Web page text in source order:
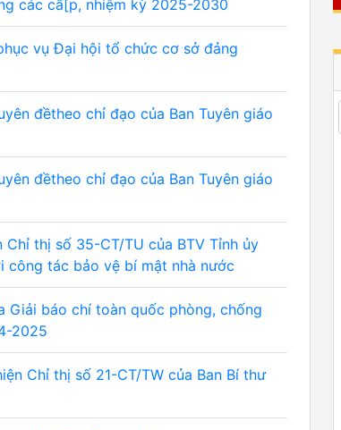
các cấ[p, nhiệm kỳ 2025-2030
vụ Đại hội tổ chức cơ sở đảng
đềtheo chỉ đạo của Ban Tuyên giáo
đềtheo chỉ đạo của Ban Tuyên giáo
thị số 35-CT/TU của BTV Tỉnh ủy
tác bảo vệ bí mật nhà nước
Giải báo chí toàn quốc phòng, chống
2025
Chỉ thị số 21-CT/TW của Ban Bí thư